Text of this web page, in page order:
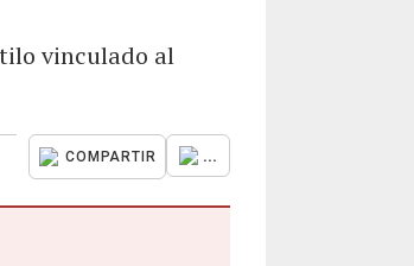
vinculado al
COMPARTIR ...